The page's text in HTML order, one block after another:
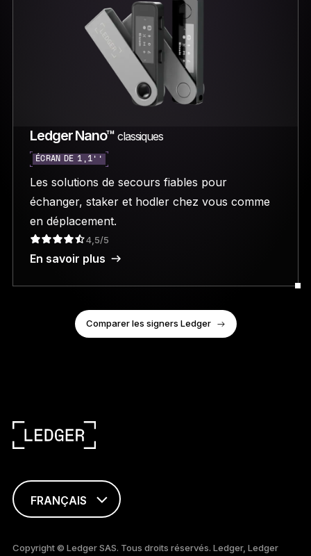
Ledger Nano™ classiques
ÉCRAN DE 1,1’’
Les solutions de secours fiables pour
échanger, staker et hodler chez vous comme
en déplacement.
4,5/5
En savoir plus
Comparer les signers Ledger
FRANÇAIS
Copyright © Ledger SAS. Tous droits réservés. Ledger, Ledger